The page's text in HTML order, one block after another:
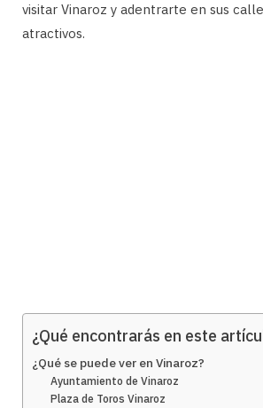
visitar Vinaroz y adentrarte en sus
atractivos.
¿Qué encontrarás en este
¿Qué se puede ver en Vinaroz?
Ayuntamiento de Vinaroz
Plaza de Toros Vinaroz